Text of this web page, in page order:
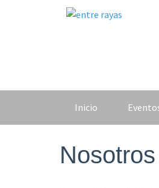
Inicio
Nosotros